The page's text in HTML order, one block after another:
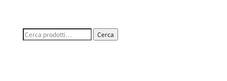
Cerca: Cerca